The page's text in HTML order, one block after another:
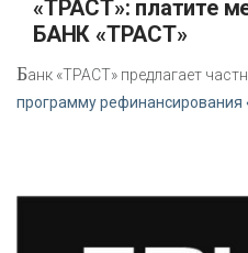
«ТРАСТ»: платите
БАНК «ТРАСТ»
Банк «ТРАСТ» предлагает
программу рефинансирования